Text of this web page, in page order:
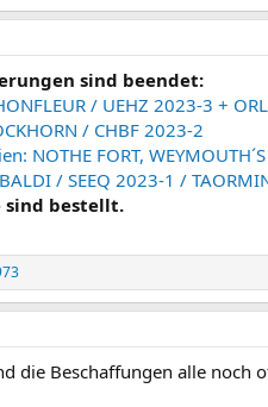
sind beendet:
/ UEHZ 2023-3 +
/ CHBF 2023-2
NOTHE FORT,
/ SEEQ 2023-1 /
sind bestellt.
die Beschaffungen alle noch